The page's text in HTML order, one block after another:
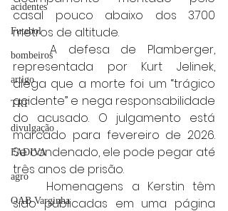
acidentes
Futebol
bombeiros
artigo
TRT
divulgação
FADIVA
agro
OAB Varginha
casal pouco abaixo dos 3.700
metros de altitude.
	A defesa de Plamberger,
representada por Kurt Jelinek,
alega que a morte foi um “trágico
acidente” e nega responsabilidade
do acusado. O julgamento está
marcado para fevereiro de 2026.
Se condenado, ele pode pegar até
três anos de prisão.
	Homenagens a Kerstin têm
sido publicadas em uma página